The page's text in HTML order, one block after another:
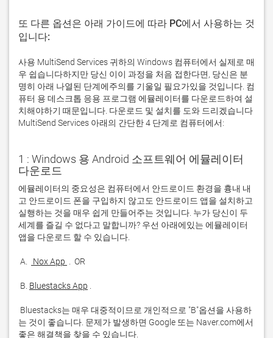
또 다른 옵션은 아래 가이드에 따라 PC에서 사용하는 것
입니다:
사용 MultiSend Services 귀하의 Windows 컴퓨터에서 실제로 매
우 쉽습니다하지만 당신 이이 과정을 처음 접한다면, 당신은 분
명히 아래 나열된 단계에주의를 기울일 필요가있을 것입니다. 컴
퓨터 용 데스크톱 응용 프로그램 에뮬레이터를 다운로드하여 설
치해야하기 때문입니다. 다운로드 및 설치를 도와 드리겠습니다
MultiSend Services 아래의 간단한 4 단계로 컴퓨터에서:
1 : Windows 용 Android 소프트웨어 에뮬레이터
다운로드
에뮬레이터의 중요성은 컴퓨터에서 안드로이드 환경을 흉내 내
고 안드로이드 폰을 구입하지 않고도 안드로이드 앱을 설치하고
실행하는 것을 매우 쉽게 만들어주는 것입니다. 누가 당신이 두
세계를 즐길 수 없다고 말합니까? 우선 아래에있는 에뮬레이터
A. Nox App
B. Bluestacks App
는 것이 좋습니다. 문제가 발생하면 Google 또는 Naver.com에서
좋은 해결책을 찾을 수 있습니다.